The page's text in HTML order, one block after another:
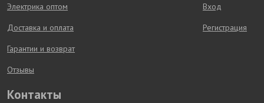
Контакты
Электрика оптом
Доставка и оплата
Гарантии и возврат
Отзывы
Вход
Регистрация